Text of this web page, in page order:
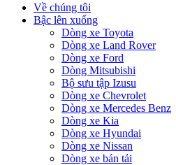
Về chúng tôi
Bậc lên xuống
Dòng xe Toyota
Dòng xe Land Rover
Dòng xe Ford
Dòng Mitsubishi
Bộ sưu tập Izusu
Dòng xe Chevrolet
Dòng xe Mercedes Benz
Dòng xe Kia
Dòng xe Hyundai
Dòng xe Nissan
Dòng xe bán tải